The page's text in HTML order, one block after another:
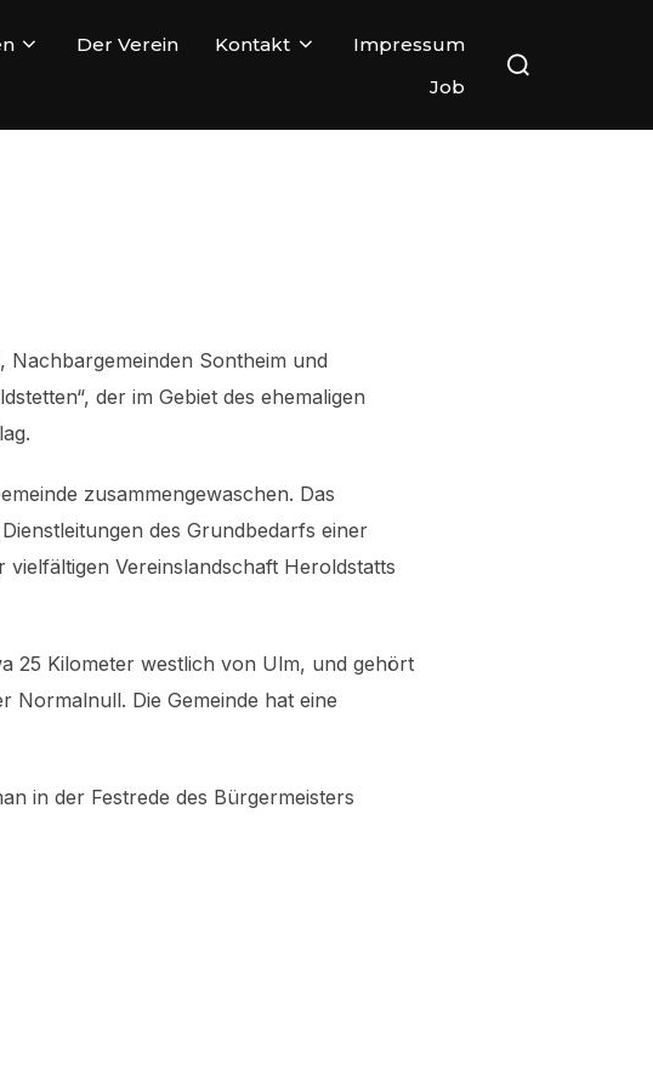
Der Verein Kontakt
Impressum
Job
Nachbargemeinden Sontheim und
der im Gebiet des ehemaligen
zusammengewaschen. Das
des Grundbedarfs einer
Vereinslandschaft Heroldstatts
25 Kilometer westlich von Ulm, und gehört
Normalnull. Die Gemeinde hat eine
in der Festrede des Bürgermeisters